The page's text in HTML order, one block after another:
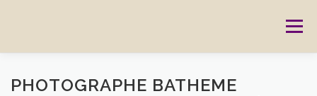
Menu
ACCUEIL PRESTATIONS CARTES CADEAUX
PHOTOGRAPHE BATHEME